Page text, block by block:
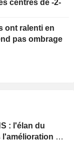
centres de -2-
ont ralenti en
pas ombrage
du
de